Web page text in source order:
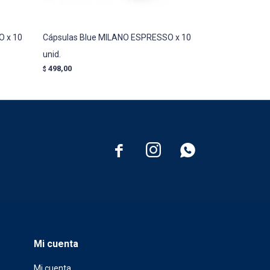
x 10
Cápsulas Blue MILANO ESPRESSO x 10
unid.
$ 498,00
  
Mi cuenta